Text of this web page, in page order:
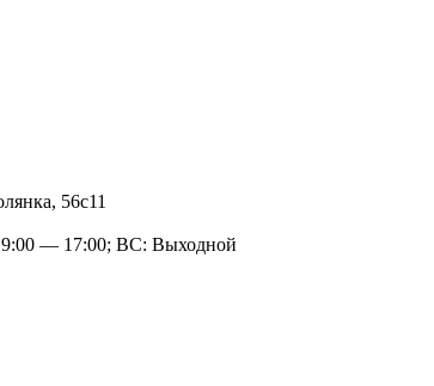
56с11
— 17:00; ВС: Выходной